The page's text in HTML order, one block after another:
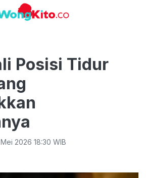
Posisi Tidur
2026 18:30 WIB